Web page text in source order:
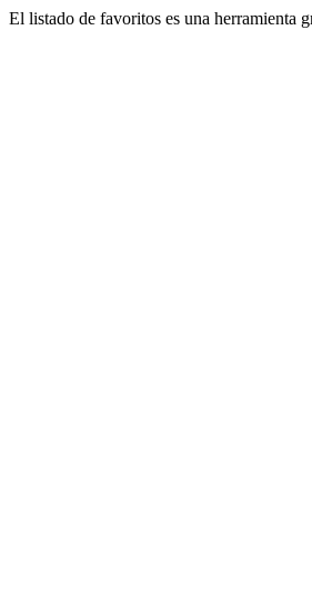
El listado de favoritos es una herramienta